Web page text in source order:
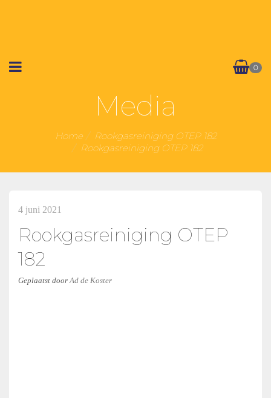
0
Media
Home
Rookgasreiniging OTEP 182
Rookgasreiniging OTEP 182
4 juni 2021
Rookgasreiniging OTEP
182
Geplaatst doorAd de Koster